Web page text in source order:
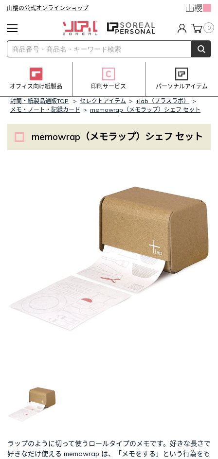
山櫻の公式オンラインショップ
0
オフィス向け紙製品 印刷サービス
パーソナルアイテム
封筒・紙製品通販TOP
> セレクトアイテム > +lab（プラスラボ）
>
メモ・ノート・記録カード > memowrap（メモラップ）シェフ セット
memowrap（メモラップ）シェフ セット
ラップのように切って使うロールタイプのメモです。好きな長さで
好きなだけ使える memowrap は、「メモをする」という行為をも